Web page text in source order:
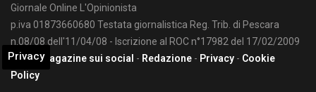
Giornale Online L'Opinionista
p.iva 01873660680 Testata giornalistica Reg. Trib. di Pescara
n.08/08 dell'11/04/08 - Iscrizione al ROC n°17982 del 17/02/2009
Calciomagazine sui social - Redazione - Privacy - Cookie
Policy
Privacy